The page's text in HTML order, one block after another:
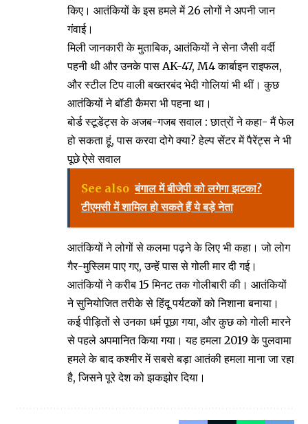
किए। आतंकियों के इस हमले में 26 लोगों ने अपनी जान
गंवाई।
मिली जानकारी के मुताबिक, आतंकियों ने सेना जैसी वर्दी
पहनी थी और उनके पास AK-47, M4 कार्बाइन राइफल,
और स्टील टिप वाली बख्तरबंद भेदी गोलियां भी थीं। कुछ
आतंकियों ने बॉडी कैमरा भी पहना था।
बोर्ड स्टूडेंट्स के अजब-गजब सवाल : छात्रों ने कहा- मैं फेल
हो सकता हूं, पास करवा दोगे क्या? हेल्प सेंटर में पैरेंट्स ने भी
पूछे ऐसे सवाल
See also बंगाल में बीजेपी को लगेगा झटका?
टीएमसी में शामिल हो सकते हैं ये बड़े नेता
आतंकियों ने लोगों से कलमा पढ़ने के लिए भी कहा। जो लोग
गैर-मुस्लिम पाए गए, उन्हें पास से गोली मार दी गई।
आतंकियों ने करीब 15 मिनट तक गोलीबारी की। आतंकियों
ने सुनियोजित तरीके से हिंदू पर्यटकों को निशाना बनाया।
कई पीड़ितों से उनका धर्म पूछा गया, और कुछ को गोली मारने
से पहले अपमानित किया गया। यह हमला 2019 के पुलवामा
हमले के बाद कश्मीर में सबसे बड़ा आतंकी हमला माना जा रहा
है, जिसने पूरे देश को झकझोर दिया।